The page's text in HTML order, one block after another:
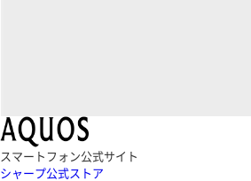
スマートフォン公式サイト
シャープ公式ストア